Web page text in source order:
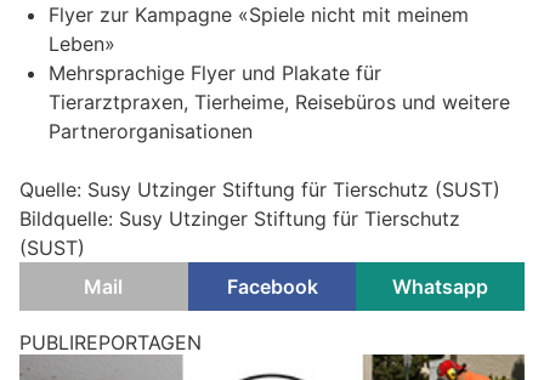
Flyer zur Kampagne «Spiele nicht mit meinem
Leben»
Mehrsprachige Flyer und Plakate für
Tierarztpraxen, Tierheime, Reisebüros und weitere
Partnerorganisationen
Quelle: Susy Utzinger Stiftung für Tierschutz (SUST)
Bildquelle: Susy Utzinger Stiftung für Tierschutz
(SUST)
Mail
Facebook Whatsapp
PUBLIREPORTAGEN